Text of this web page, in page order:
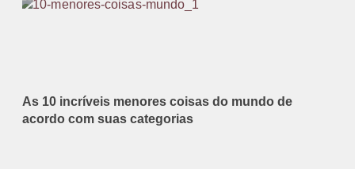
As 10 incríveis menores coisas do mundo de
acordo com suas categorias